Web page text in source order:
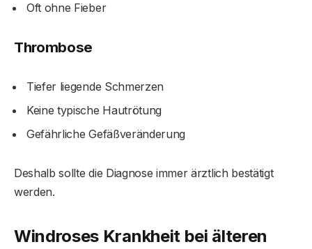
Oft ohne Fieber
Thrombose
Tiefer liegende Schmerzen
Keine typische Hautrötung
Gefährliche Gefäßveränderung
Deshalb sollte die Diagnose immer ärztlich bestätigt
werden.
Windroses Krankheit bei älteren